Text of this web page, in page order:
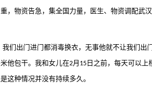
，物资告急，集全国力量，医生、物资调配武
我们出门进门都消毒换衣，无事他就不让我们出
他包干。我和女儿在2月 15 日之前，每天可以上
这种情况并没有持续多久。